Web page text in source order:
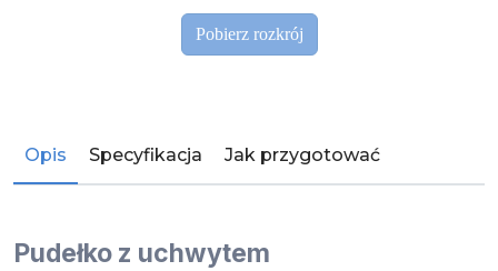
Opis Specyfikacja Jak przygotować
Pudełko z uchwytem